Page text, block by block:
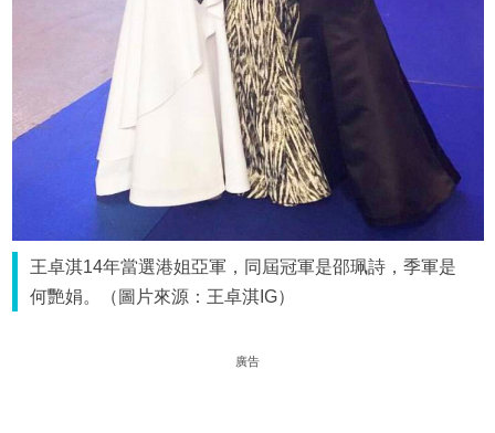
王卓淇14年當選港姐亞軍，同屆冠軍是邵珮詩，季軍是
何艷娟。（圖片來源：王卓淇IG）
廣告